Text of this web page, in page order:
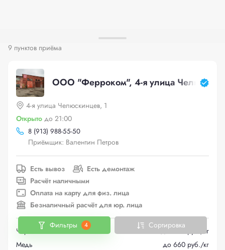
9 пунктов приёма
ООО "Ферроком", 4-я улица
4-я улица Челюскинцев, 1
Открыто до 21:00
8 (913) 988-55-50
Приёмщик: Валентин Петров
Есть вывоз
Есть демонтаж
Расчёт наличными
Оплата на карту для физ. лица
Безналичный расчёт для юр. лица
Черный металлолом
до 20.5 руб./кг
Медь
до 660 руб./кг
Фильтры 4 Сортировка